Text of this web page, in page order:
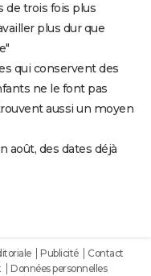
de trois fois plus
plus dur que
qui conservent des
ne le font pas
aussi un moyen
août, des dates déjà
Publicité
Contact
Données personnelles